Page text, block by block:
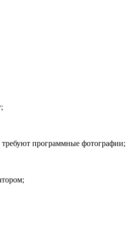
требуют программные фотографии;